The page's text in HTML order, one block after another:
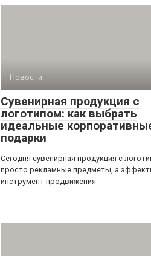
Новости
Сувенирная продукция с
логотипом: как выбрать
идеальные
подарки
Сегодня сувенирная продукция с
просто рекламные предметы, а
инструмент продвижения